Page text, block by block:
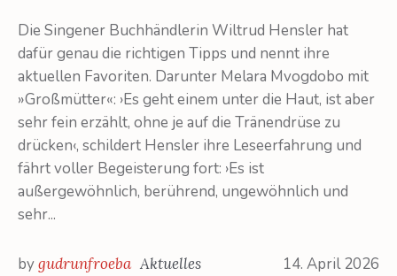
Die Singener Buchhändlerin Wiltrud Hensler hat
dafür genau die richtigen Tipps und nennt ihre
aktuellen Favoriten. Darunter Melara Mvogdobo mit
»Großmütter«: ›Es geht einem unter die Haut, ist aber
sehr fein erzählt, ohne je auf die Tränendrüse zu
drücken‹, schildert Hensler ihre Leseerfahrung und
fährt voller Begeisterung fort: ›Es ist
außergewöhnlich, berührend, ungewöhnlich und
sehr...
14. April 2026
bygudrunfroeba Aktuelles